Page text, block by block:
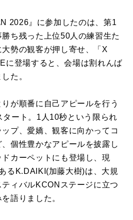
2026』に参加したのは、第1
ち残った上位50人の練習生た
勢の観客が押し寄せ、「X
に登場すると、会場は割れんば
た。
が順番に自己アピールを行う
タート。1人10秒という限られ
プ、愛嬌、観客に向かってコ
個性豊かなアピールを披露し
カーペットにも登場し、現
るK.DAIKI(加藤大樹)は、大規
ィバルKCONステージに立つ
語りました。